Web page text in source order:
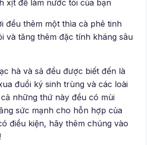
xịt để làm nước tỏi của bạn
đều thêm một thìa cà phê tinh
và tăng thêm đặc tính kháng sâu
hà và sả đều được biết đến là
đuổi ký sinh trùng và các loài
những thứ này đều có mùi
sức mạnh cho hỗn hợp của
điều kiện, hãy thêm chúng vào